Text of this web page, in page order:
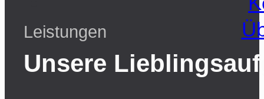
Leistungen
Unsere